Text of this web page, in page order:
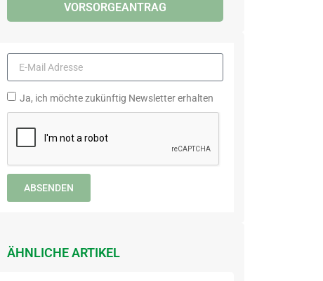
VORSORGEANTRAG
Ja, ich möchte zukünftig Newsletter erhalten
ABSENDEN
ÄHNLICHE ARTIKEL